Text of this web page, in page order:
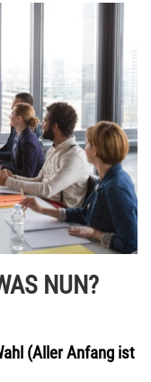
NUN?
(Aller Anfang ist